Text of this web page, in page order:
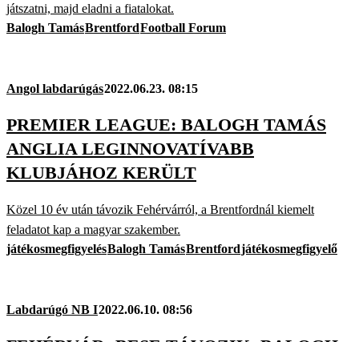
játszatni, majd eladni a fiatalokat.
Balogh TamásBrentfordFootball Forum
Angol labdarúgás2022.06.23. 08:15
PREMIER LEAGUE: BALOGH TAMÁS
ANGLIA LEGINNOVATÍVABB
KLUBJÁHOZ KERÜLT
Közel 10 év után távozik Fehérvárról, a Brentfordnál kiemelt
feladatot kap a magyar szakember.
játékosmegfigyelésBalogh TamásBrentfordjátékosmegfigyelő
Labdarúgó NB I2022.06.10. 08:56